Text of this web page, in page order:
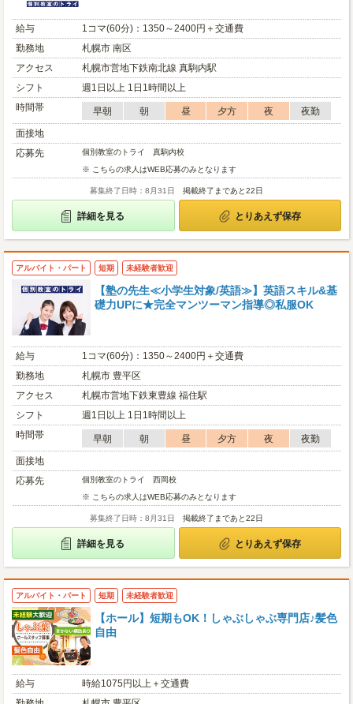
給与
1コマ(60分)：1350～2400円＋交通費
勤務地
札幌市 南区
アクセス
札幌市営地下鉄南北線 真駒内駅
シフト
週1日以上 1日1時間以上
時間帯
早朝 朝 昼 夕方 夜
夜勤
面接地
応募先
個別教室のトライ 真駒内校
※ こちらの求人はWEB応募のみとなります
募集終了日時：8月31日 掲載終了まであと22日
詳細を見る とりあえず保存
アルバイト・パート 短期 未経験者歓迎
【塾の先生≪小学生対象/英語≫】英語スキル&基
礎力UPに★完全マンツーマン指導◎私服OK
給与
1コマ(60分)：1350～2400円＋交通費
勤務地
札幌市 豊平区
アクセス
札幌市営地下鉄東豊線 福住駅
シフト
週1日以上 1日1時間以上
時間帯
早朝 朝 昼 夕方 夜
夜勤
面接地
応募先
個別教室のトライ 西岡校
※ こちらの求人はWEB応募のみとなります
募集終了日時：8月31日 掲載終了まであと22日
詳細を見る とりあえず保存
アルバイト・パート 短期 未経験者歓迎
【ホール】短期もOK！しゃぶしゃぶ専門店♪髪色
自由
給与
時給1075円以上＋交通費